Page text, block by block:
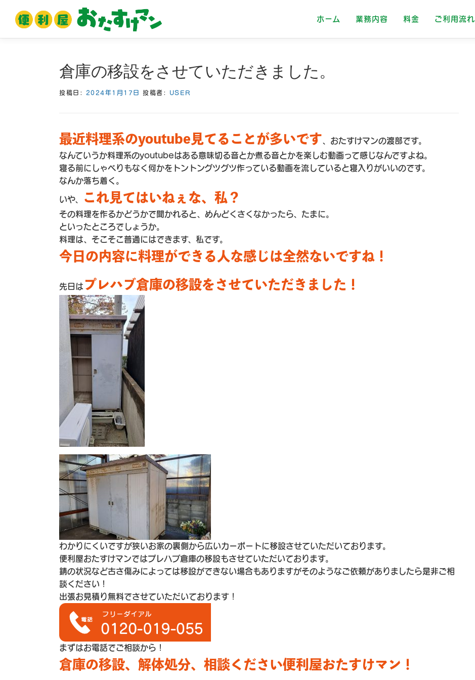
ホーム 業務内容 料金 ご利用流れ
倉庫の移設をさせていただきました。
投稿日: 2024年1月17日 投稿者: USER
最近料理系のyoutube見てることが多いです 、おたすけマンの渡部です。
なんていうか料理系のyoutubeはある意味切る音とか煮る音とかを楽しむ動画って感じなんですよね。
寝る前にしゃべりもなく何かをトントングツグツ作っている動画を流していると寝入りがいいのです。
なんか落ち着く。
いや、 これ見てはいねぇな、私？
その料理を作るかどうかで聞かれると、めんどくさくなかったら、たまに。
といったところでしょうか。
料理は、そこそこ普通にはできます、私です。
今日の内容に料理ができる人な感じは全然ないですね！
先日は プレハブ倉庫の移設をさせていただきました！
わかりにくいですが狭いお家の裏側から広いカーポートに移設させていただいております。
便利屋おたすけマンではプレハブ倉庫の移設もさせていただいております。
錆の状況など古さ傷みによっては移設ができない場合もありますがそのようなご依頼がありましたら是非ご相
談ください！
出張お見積り無料でさせていただいております！
まずはお電話でご相談から！
倉庫の移設、解体処分、相談ください便利屋おたすけマン！